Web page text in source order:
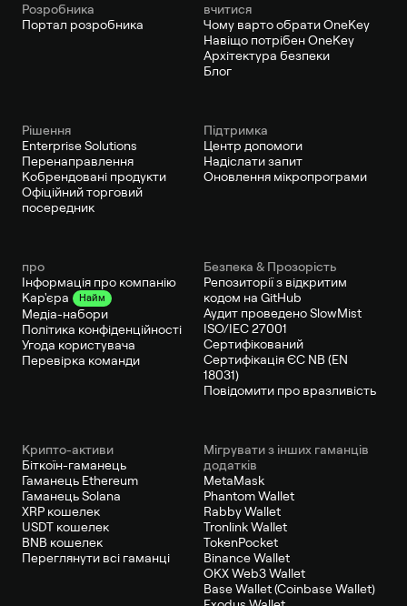
Pозробника
Портал розробника
вчитися
Чому варто обрати OneKey
Навіщо потрібен OneKey
Архітектура безпеки
Блог
Рішення
Enterprise Solutions
Перенаправлення
Кобрендовані продукти
Офіційний торговий
посередник
Підтримка
Центр допомоги
Надіслати запит
Оновлення мікропрограми
про
Інформація про компанію
Кар'єра
Найм
Медіа-набори
Політика конфіденційності
Угода користувача
Перевірка команди
Безпека & Прозорість
Репозиторії з відкритим
кодом на GitHub
Аудит проведено SlowMist
ISO/IEC 27001
Сертифікований
Сертифікація ЄС NB (EN
18031)
Повідомити про вразливість
Крипто-активи
Біткоїн-гаманець
Гаманець Ethereum
Гаманець Solana
XRP кошелек
USDT кошелек
BNB кошелек
Переглянути всі гаманці
Мігрувати з інших гаманців
додатків
MetaMask
Phantom Wallet
Rabby Wallet
Tronlink Wallet
TokenPocket
Binance Wallet
OKX Web3 Wallet
Base Wallet (Coinbase Wallet)